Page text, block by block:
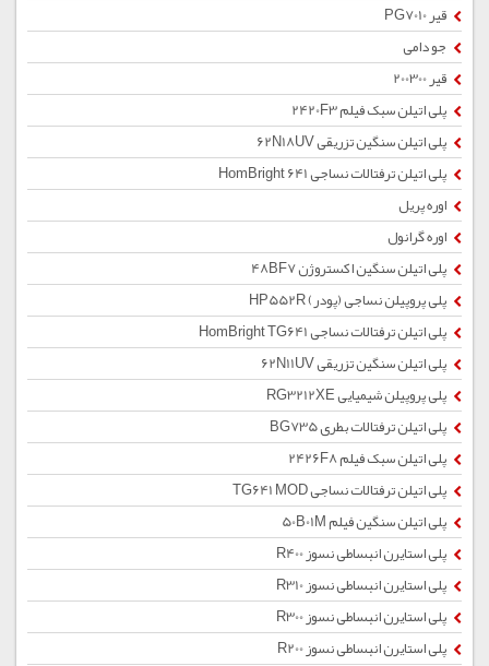
قیر PG7010
جو دامی
قیر 200300
پلی اتیلن سبک فیلم 2420F3
پلی اتیلن سنگین تزریقی 62N18UV
پلی اتیلن ترفتالات نساجی HomBright 641
اوره پریل
اوره گرانول
پلی اتیلن سنگین اکستروژن 48BF7
پلی پروپیلن نساجی (پودر) HP552R
پلی اتیلن ترفتالات نساجی HomBright TG641
پلی اتیلن سنگین تزریقی 62N11UV
پلی پروپیلن شیمیایی RG3212XE
پلی اتیلن ترفتالات بطری BG735
پلی اتیلن سبک فیلم 2426F8
پلی اتیلن ترفتالات نساجی TG641 MOD
پلی اتیلن سنگین فیلم 50B01M
پلی استایرن انبساطی نسوز R400
پلی استایرن انبساطی نسوز R310
پلی استایرن انبساطی نسوز R300
پلی استایرن انبساطی نسوز R200